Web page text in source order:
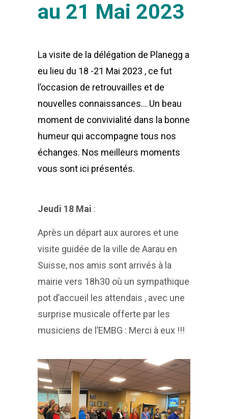
au 21 Mai 2023
La visite de la délégation de Planegg a
eu lieu du 18 -21 Mai 2023 , ce fut
l’occasion de retrouvailles et de
nouvelles connaissances… Un beau
moment de convivialité dans la bonne
humeur qui accompagne tous nos
échanges. Nos meilleurs moments
vous sont ici présentés.
Jeudi 18 Mai :
Après un départ aux aurores et une
visite guidée de la ville de Aarau en
Suisse, nos amis sont arrivés à la
mairie vers 18h30 où un sympathique
pot d’accueil les attendais , avec une
surprise musicale offerte par les
musiciens de l’EMBG : Merci à eux !!!